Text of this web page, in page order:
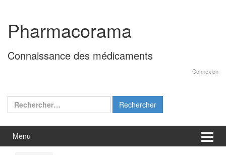
contenu
menu
principal
Pharmacorama
Connaissance des médicaments
Connexion
Rechercher :
Menu